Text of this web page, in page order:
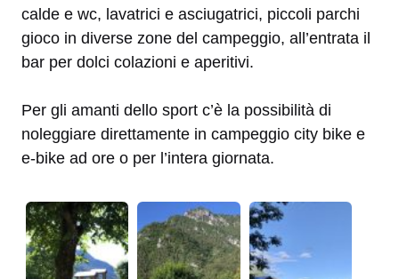
calde e wc, lavatrici e asciugatrici, piccoli parchi
gioco in diverse zone del campeggio, all’entrata il
bar per dolci colazioni e aperitivi.
Per gli amanti dello sport c’è la possibilità di
noleggiare direttamente in campeggio city bike e
e-bike ad ore o per l’intera giornata.